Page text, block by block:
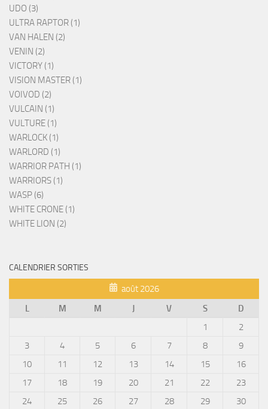
UDO (3)
ULTRA RAPTOR (1)
VAN HALEN (2)
VENIN (2)
VICTORY (1)
VISION MASTER (1)
VOIVOD (2)
VULCAIN (1)
VULTURE (1)
WARLOCK (1)
WARLORD (1)
WARRIOR PATH (1)
WARRIORS (1)
WASP (6)
WHITE CRONE (1)
WHITE LION (2)
CALENDRIER SORTIES
août 2026
L
M M J V S D
1
2
3
4 5 6 7 8
9
10
11 12 13 14 15
16
17
18 19 20 21 22
23
24
25 26 27 28 29
30